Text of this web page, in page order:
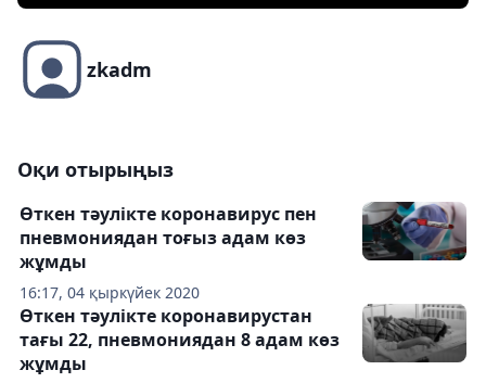
zkadm
Оқи отырыңыз
16:17, 04 қыркүйек 2020
Өткен тәулікте коронавирус пен
пневмониядан тоғыз адам көз
жұмды
Өткен тәулікте коронавирустан
тағы 22, пневмониядан 8 адам көз
жұмды